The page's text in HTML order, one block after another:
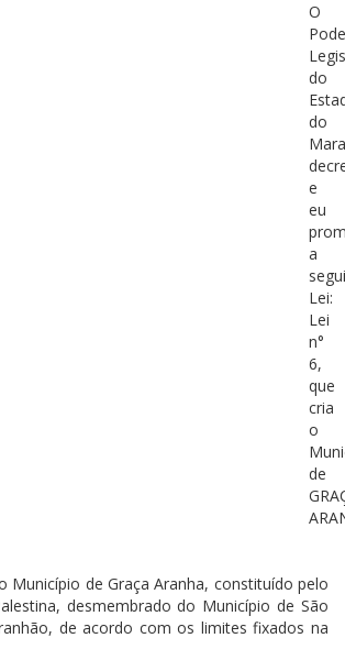
O
do
do
e
eu
a
Lei:
Lei
n°
6,
que
cria
o
de
Município de Graça Aranha, constituído pelo
desmembrado do Município de São
de acordo com os limites fixados na